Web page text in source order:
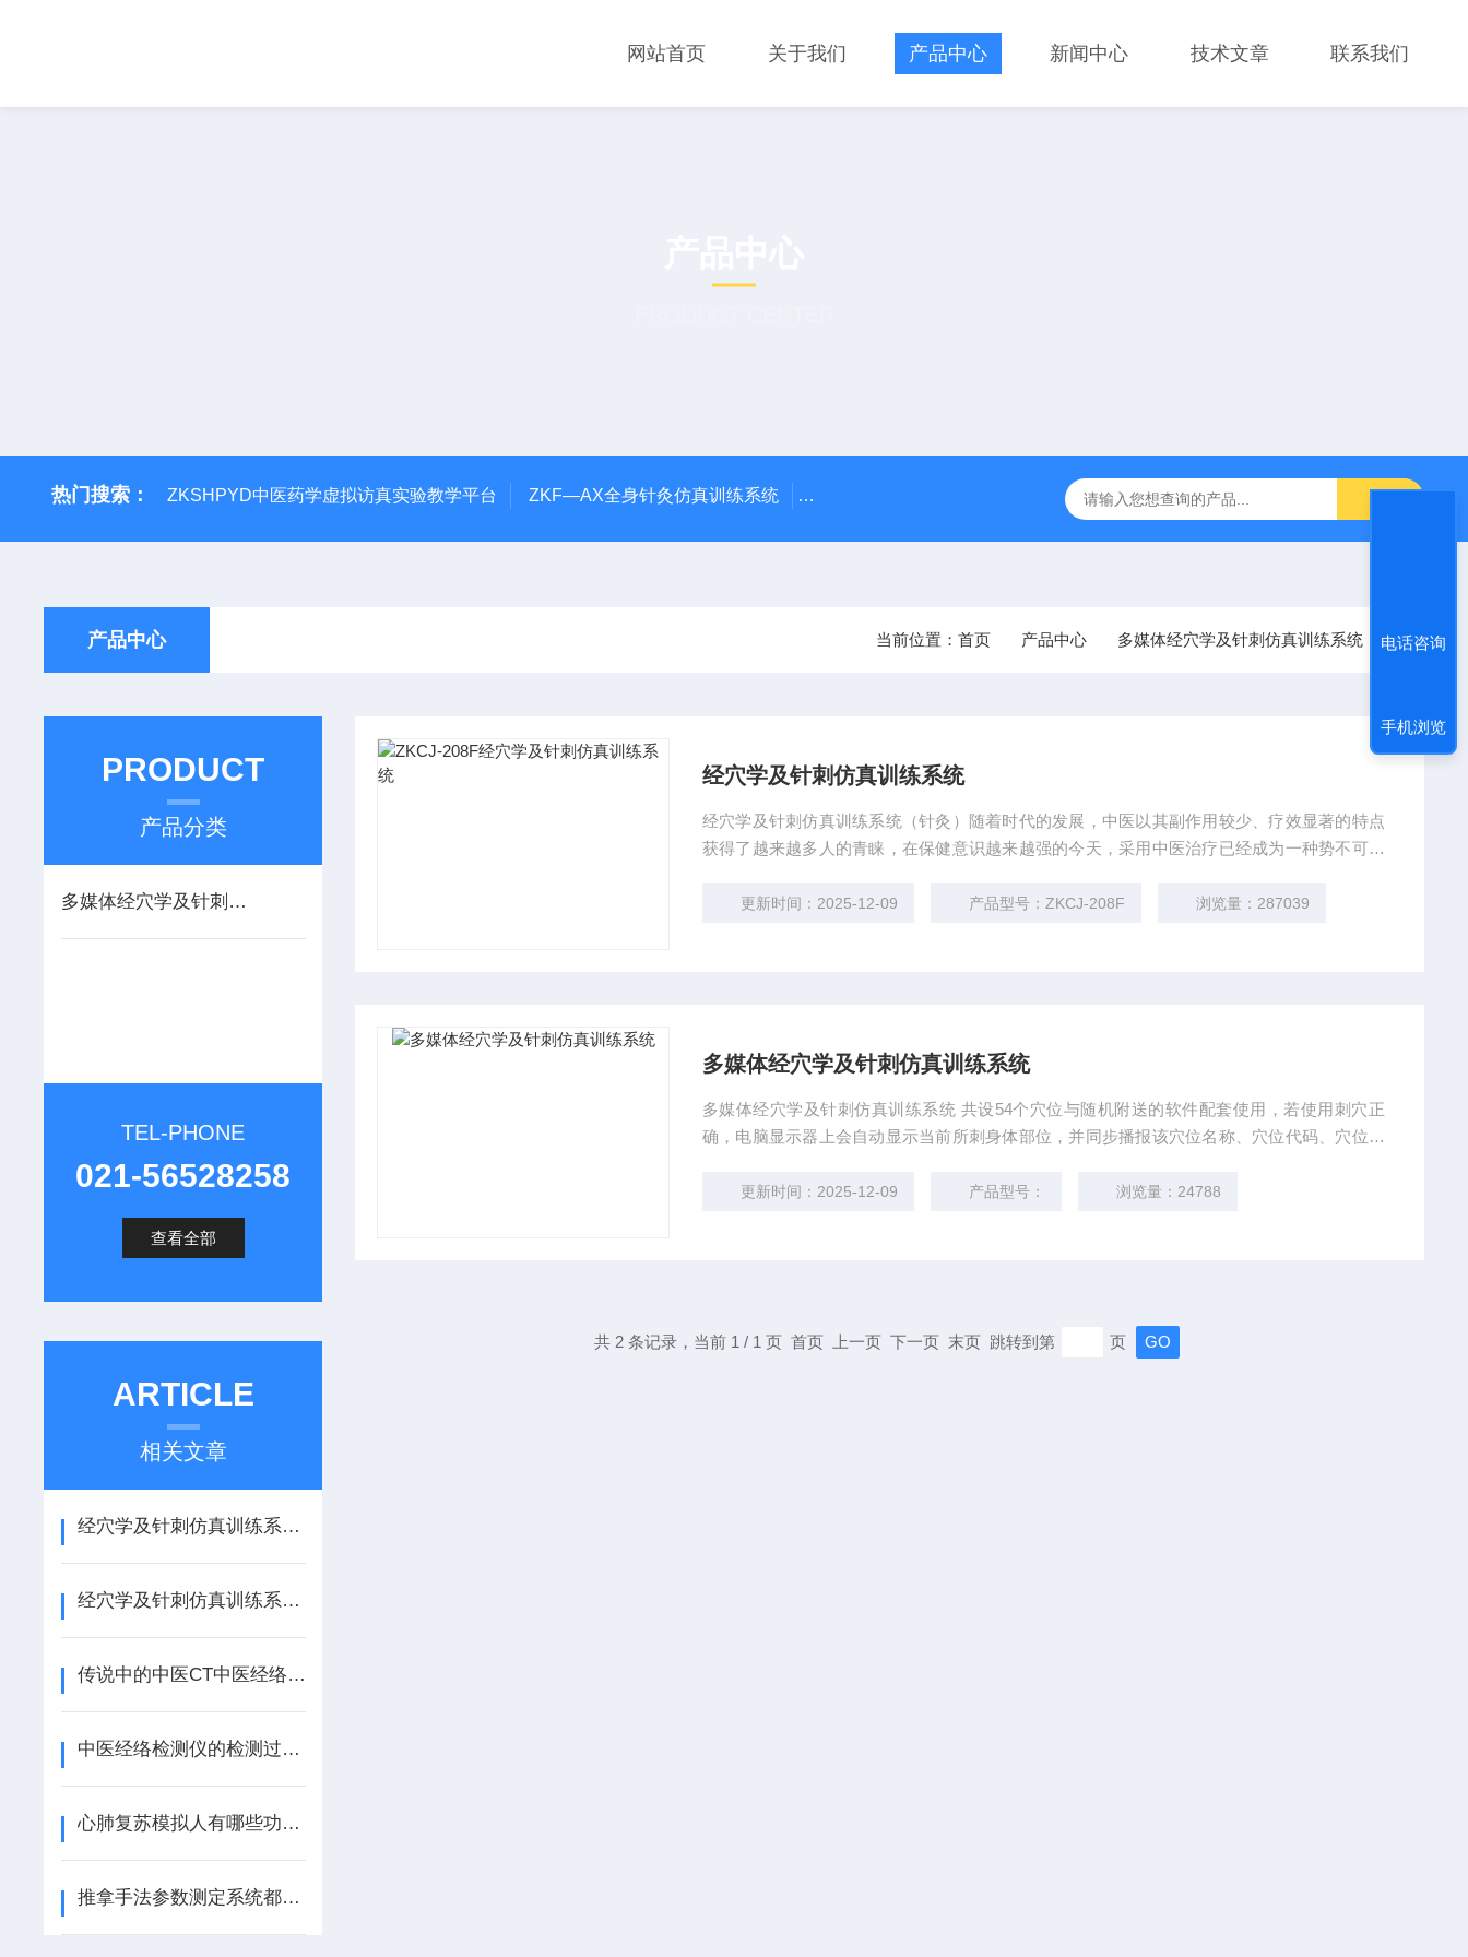
网站首页 关于我们 产品中心 新闻中心 技术文章 联系我们
热门搜索： ZKSHPYD中医药学虚拟访真实验教学平台 ZKF—AX全身针灸仿真训练系统 ZKCJ-208F经穴学及针刺仿真训练系统 ZKCJ300多媒体经穴学及针刺仿真训练系
产品中心 当前位置： 首页 产品中心 多媒体经穴学及针刺仿真训练系统
PRODUCT
产品分类
多媒体经穴学及针刺仿真训练系统
TEL-PHONE
021-56528258
查看全部
ARTICLE
相关文章
经穴学及针刺仿真训练系统能有多仿真？谁看了都得吓一跳
经穴学及针刺仿真训练系统--传统与科技的*结合
传说中的中医CT中医经络检测仪究竟是什么样的？
中医经络检测仪的检测过程真的是太快了
心肺复苏模拟人有哪些功能？
推拿手法参数测定系统都有哪些实用功能？
经穴学及针刺仿真训练系统
经穴学及针刺仿真训练系统（针灸）随着时代的发展，中医以其副作用较少、疗效显著的特点
获得了越来越多人的青睐，在保健意识越来越强的今天，采用中医治疗已经成为一种势不可挡
识到学习针灸的重要性，
更新时间：2025-12-09 产品型号：ZKCJ-208F 浏览量：287039
多媒体经穴学及针刺仿真训练系统
多媒体经穴学及针刺仿真训练系统 共设54个穴位与随机附送的软件配套使用，若使用刺穴正
确，电脑显示器上会自动显示当前所刺身体部位，并同步播报该穴位名称、穴位代码、穴位经
进入经络穴位分类查询，进行疾病穴位分类查询，并有常见疾病针灸取治方案。
更新时间：2025-12-09 产品型号： 浏览量：24788
共 2 条记录，当前 1 / 1 页 首页 上一页 下一页 末页 跳转到第 页
电话咨询
手机浏览